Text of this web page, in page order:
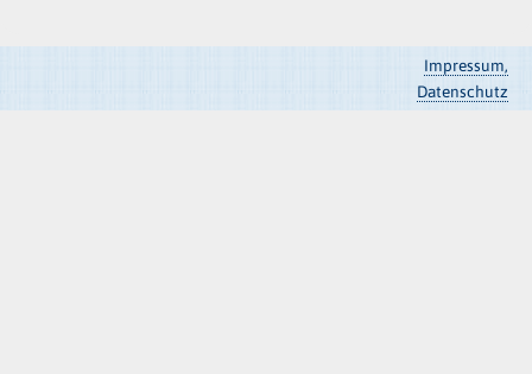
Impressum,
Datenschutz